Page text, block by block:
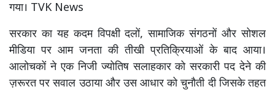
गया। TVK News
सरकार का यह कदम विपक्षी दलों, सामाजिक संगठनों और सोशल
मीडिया पर आम जनता की तीखी प्रतिक्रियाओं के बाद आया।
आलोचकों ने एक निजी ज्योतिष सलाहकार को सरकारी पद देने की
ज़रूरत पर सवाल उठाया और उस आधार को चुनौती दी जिसके तहत